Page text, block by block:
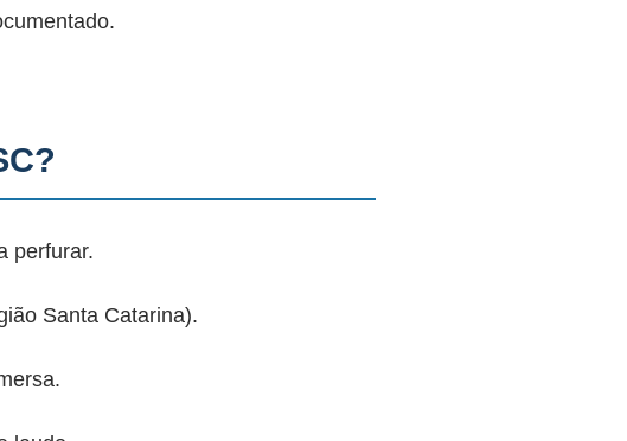
perfurar.
Santa Catarina).